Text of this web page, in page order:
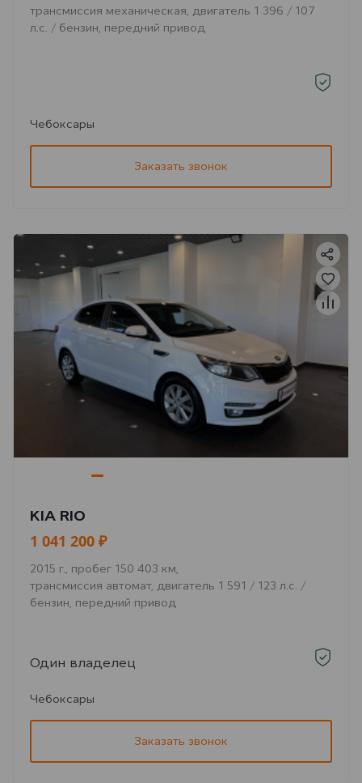
трансмиссия механическая, двигатель 1 396 / 107
л.с. / бензин, передний привод
Чебоксары
Заказать звонок
KIA RIO
1 041 200 ₽
2015 г., пробег 150 403 км,
трансмиссия автомат, двигатель 1 591 / 123 л.с. /
бензин, передний привод
Один владелец
Чебоксары
Заказать звонок